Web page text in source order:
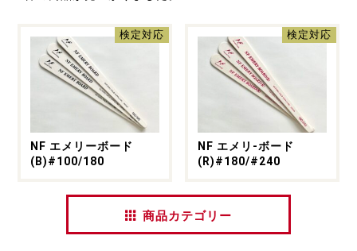
NF エメリーボード
(B)#100/180
検定対応
NF エメリ-ボード
(R)#180/#240
検定対応
商品カテゴリー